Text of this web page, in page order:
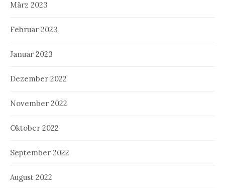
März 2023
Februar 2023
Januar 2023
Dezember 2022
November 2022
Oktober 2022
September 2022
August 2022